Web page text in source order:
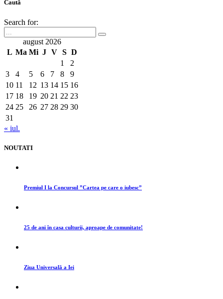
Caută
Search for:
august 2026
L Ma Mi J V S D
1
2
3
4 5 6 7 8
9
10 11 12 13 14 15 16
17 18 19 20 21 22 23
24 25 26 27 28 29 30
31
« iul.
NOUTATI
Premiul I la Concursul ”Cartea pe care o iubesc”
25 de ani în casa culturii, aproape de comunitate!
Ziua Universală a Iei